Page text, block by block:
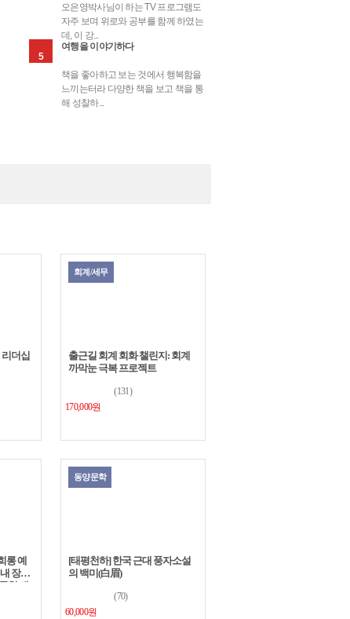
66,290환급
어린이집 슬기로운 보육
오은영박사님이 하는 TV 프로그램도
자주 보며 위로와 공부를 함께 하였는
데, 이 강...
5
여행을 이야기하다
책을 좋아하고 보는 것에서 행복함을
느끼는터라 다양한 책을 보고 책을 통
해 성찰하...
더십
회계/세무
출근길 회계 회화 챌린지: 회계
까막눈 극복 프로젝트
(131)
170,000원
롱 예
장애
힘 예
동양문학
[태평천하] 한국 근대 풍자소설
의 백미(白眉)
(70)
60,000원